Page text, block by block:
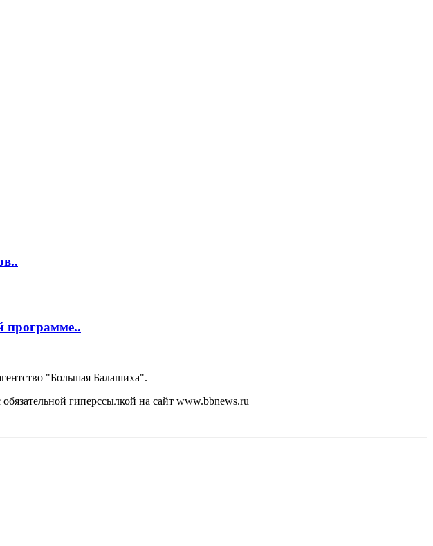
программе..
"Большая Балашиха".
гиперссылкой на сайт www.bbnews.ru